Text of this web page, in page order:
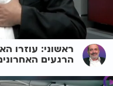
ראשוני: עוזרו
הרגעים